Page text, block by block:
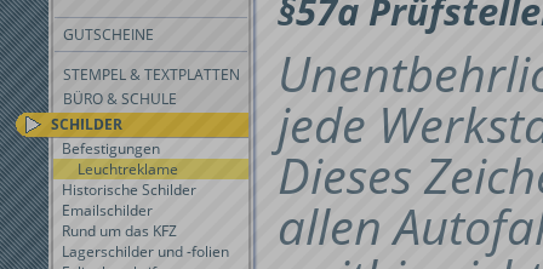
GUTSCHEINE
STEMPEL & TEXTPLATTEN
BÜRO & SCHULE
SCHILDER
Befestigungen
Leuchtreklame
Historische Schilder
Emailschilder
Rund um das KFZ
Lagerschilder und -folien
§57a
jede
Dieses
allen